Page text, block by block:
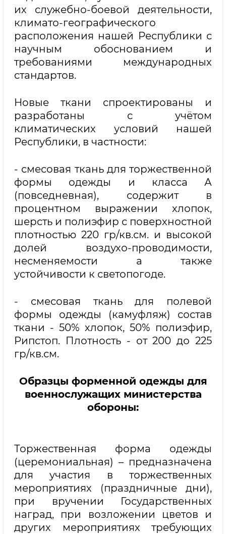
их служебно-боевой деятельности,
климато-географического
расположения нашей Республики с
научным обоснованием и
требованиями международных
стандартов.
Новые ткани спроектированы и
разработаны с учётом
климатических условий нашей
Республики, в частности:
- смесовая ткань для торжественной
формы одежды и класса А
(повседневная), содержит в
процентном выражении хлопок,
шерсть и полиэфир с поверхностной
плотностью 220 гр/кв.см. и высокой
долей воздухо-проводимости,
несменяемости а также
устойчивости к светопогоде.
- смесовая ткань для полевой
формы одежды (камуфляж) состав
ткани - 50% хлопок, 50% полиэфир,
Рипстоп. Плотность - от 200 до 225
гр/кв.см.
Образцы форменной одежды для
военнослужащих министерства
обороны:
Торжественная форма одежды
(церемониальная) – предназначена
для участия в торжественных
мероприятиях (праздничные дни),
при вручении Государственных
наград, при возложении цветов и
других мероприятиях требующих